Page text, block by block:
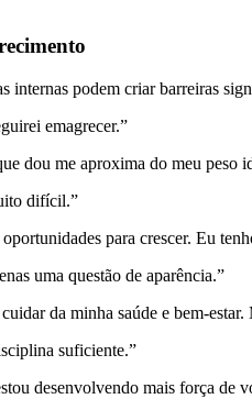
internas podem criar barreiras
emagrecer.”
dou me aproxima do meu peso
difícil.”
para crescer. Eu
uma questão de aparência.”
da minha saúde e bem-
suficiente.”
desenvolvendo mais força de